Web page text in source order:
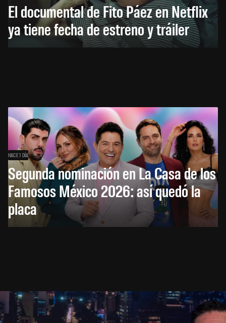
El documental de Fito Páez en Netflix
ya tiene fecha de estreno y tráiler
HACE 1 DÍA
Segunda nominación en La Casa de los
Famosos México 2026: así quedó la
placa